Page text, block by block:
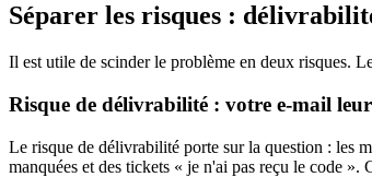
Séparer les risques :
Il est utile de scinder le problème en deux risques.
Risque de délivrabilité : votre e-mail
Le risque de délivrabilité porte sur la question : les
manquées et des tickets « je n'ai pas reçu le code